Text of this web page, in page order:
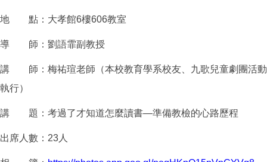
地 點：大孝館6樓606教室
導 師：劉語霏副教授
講 師：梅祐瑄老師（本校教育學系校友、九歌兒童劇團活動
執行）
講 題：考過了才知道怎麼讀書—準備教檢的心路歷程
出席人數：23人